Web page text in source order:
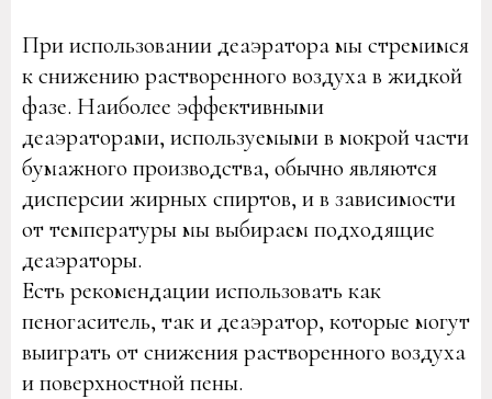
При использовании деаэратора мы стремимся
к снижению растворенного воздуха в жидкой
фазе. Наиболее эффективными
деаэраторами, используемыми в мокрой части
бумажного производства, обычно являются
дисперсии жирных спиртов, и в зависимости
от температуры мы выбираем подходящие
деаэраторы.
Есть рекомендации использовать как
пеногаситель, так и деаэратор, которые могут
выиграть от снижения растворенного воздуха
и поверхностной пены.